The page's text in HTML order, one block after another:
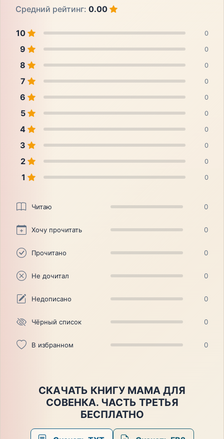
Средний рейтинг: 0.00
10 0
9 0
8 0
7 0
6 0
5 0
4 0
3 0
2 0
1 0
Читаю 0
Хочу прочитать 0
Прочитано 0
Не дочитал 0
Недописано 0
Чёрный список 0
В избранном 0
СКАЧАТЬ КНИГУ МАМА ДЛЯ
СОВЕНКА. ЧАСТЬ ТРЕТЬЯ
БЕСПЛАТНО